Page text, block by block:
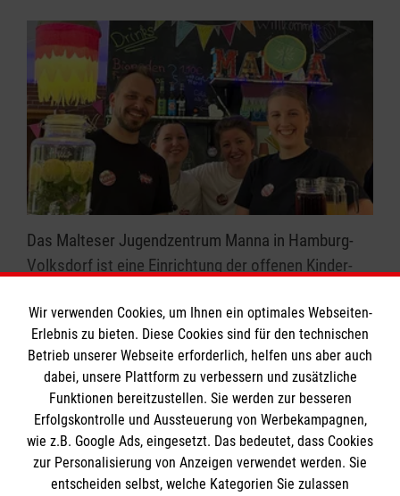
Das Malteser Jugendzentrum Manna in Hamburg-
Volksdorf ist eine Einrichtung der offenen Kinder-
und Freizeitstätte für Schulkinder, Jugendliche und
junge Erwachsene in Volksdorf und Umgebung.
Neben Elternhaus, Schule, Sportverein etc. bietet
das Manna Kindern und Jugendlichen einen Ort, an
dem sie in warmherziger Atmosphäre Neues
entdecken und selbstständiger werden können.
Das Jugendzentrum Manna in Hamburg-Volksdorf
Kevin Grimm
Leiter Jugendzentrum Manna
Tel.040 64 42 50-48
Nachricht senden
Wir verwenden Cookies, um Ihnen ein optimales Webseiten-
Erlebnis zu bieten. Diese Cookies sind für den technischen
Betrieb unserer Webseite erforderlich, helfen uns aber auch
dabei, unsere Plattform zu verbessern und zusätzliche
Funktionen bereitzustellen. Sie werden zur besseren
Erfolgskontrolle und Aussteuerung von Werbekampagnen,
wie z.B. Google Ads, eingesetzt. Das bedeutet, dass Cookies
zur Personalisierung von Anzeigen verwendet werden. Sie
entscheiden selbst, welche Kategorien Sie zulassen